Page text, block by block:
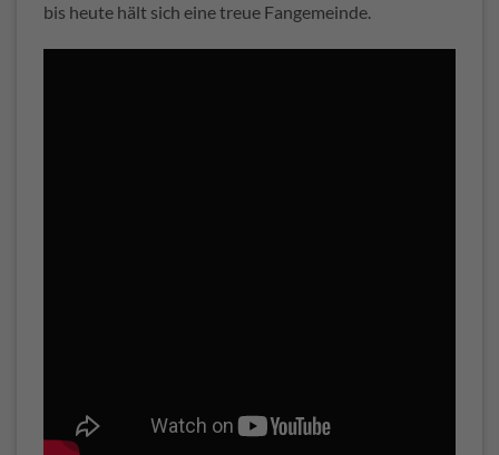
bis heute hält sich eine treue Fangemeinde.